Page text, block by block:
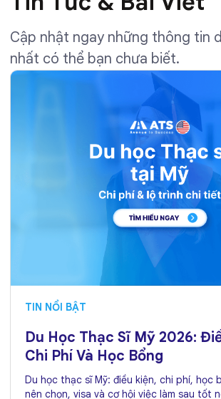
Cập nhật ngay những thông tin
nhất có thể bạn chưa biết.
TIN NỔI BẬT
Du Học Thạc Sĩ Mỹ 2026:
Chi Phí Và Học Bổng
Du học thạc sĩ Mỹ: điều kiện, chi phí, học
nên chọn, visa và cơ hội việc làm sau tốt